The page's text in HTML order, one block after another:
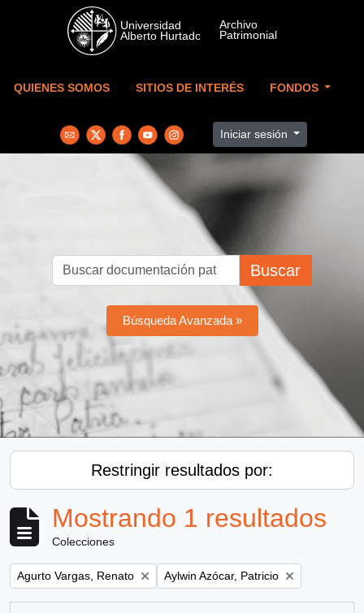
Skip to main content
QUIENES SOMOS SITIOS DE INTERÉS FONDOS
Iniciar sesión
Buscar
Búsqueda Avanzada »
Restringir resultados por:
Mostrando 1 resultados
Colecciones
Remove filter:
Agurto Vargas, Renato Remove filter:
Aylwin Azócar, Patricio